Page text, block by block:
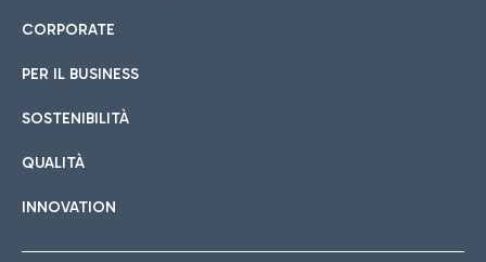
CORPORATE
PER IL BUSINESS
SOSTENIBILITÀ
QUALITÀ
INNOVATION